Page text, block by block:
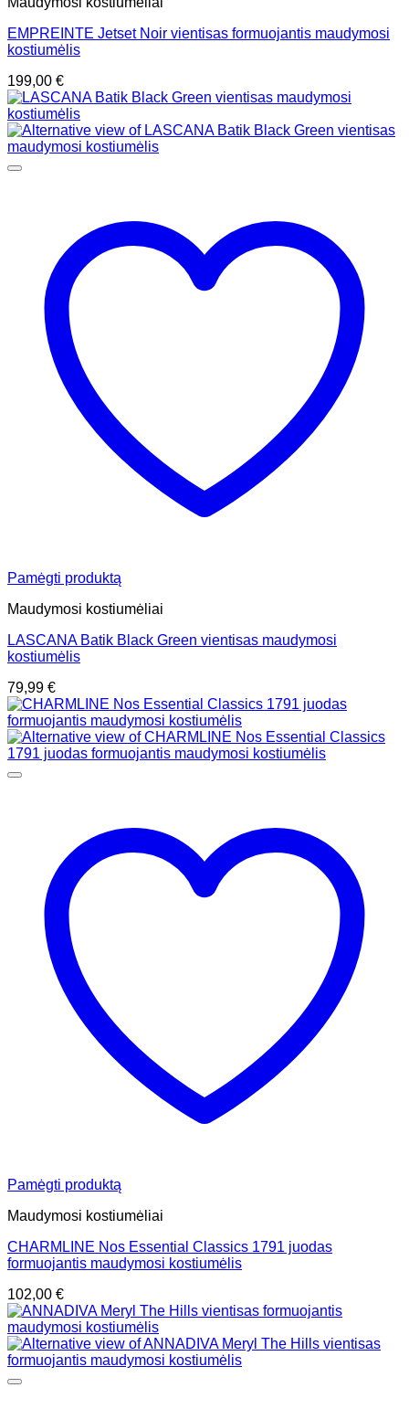
EMPREINTE Jetset Noir vientisas formuojantis maudymosi
kostiumėlis
199,00 €
Pamėgti produktą
Maudymosi kostiumėliai
LASCANA Batik Black Green vientisas maudymosi
kostiumėlis
79,99 €
Pamėgti produktą
Maudymosi kostiumėliai
CHARMLINE Nos Essential Classics 1791 juodas
formuojantis maudymosi kostiumėlis
102,00 €